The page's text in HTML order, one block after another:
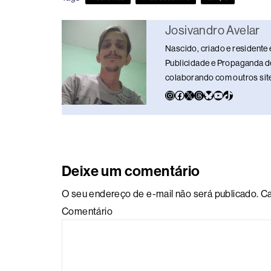
b
o
o
d
s
dI
n
y
A
p
p
Li
n
k
Josivandro Avelar
Nascido, criado e residente
Publicidade e Propaganda
colaborando com outros
Deixe um comentário
O seu endereço de e-mail não será publicado.
Comentário